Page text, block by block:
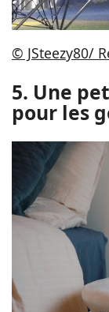
© JSteezy80/
5. Une
pour les